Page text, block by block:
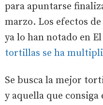
para apuntarse
marzo. Los efectos
ya lo han notado en
tortillas se ha
Se busca la mejor
y aquella que consiga